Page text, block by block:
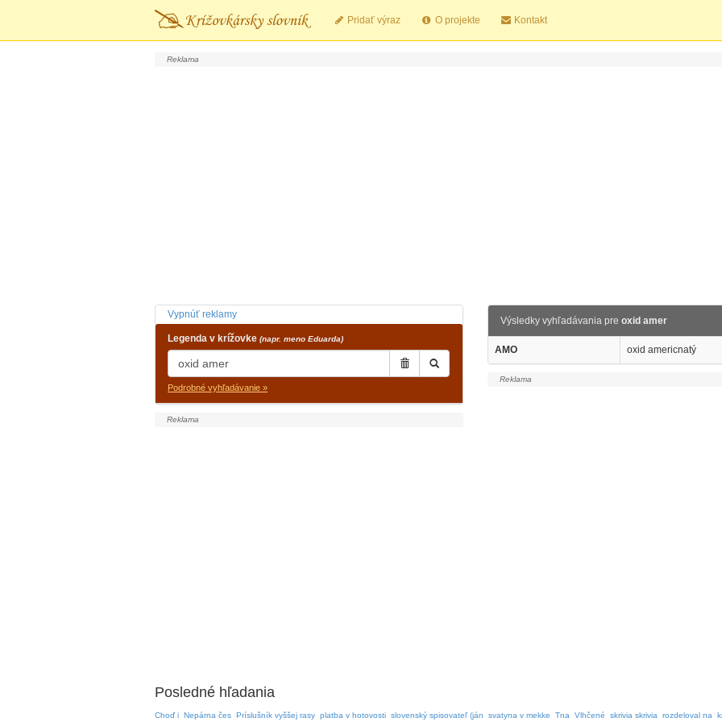
Pridať výraz O projekte Kontakt
Vypnúť reklamy
Legenda v krížovke (napr. meno Eduarda)
Podrobné vyhľadávanie »
Výsledky vyhľadávania pre oxid amer
AMO oxid americnatý
Posledné hľadania
Choď i Nepárna čes Príslušník vyššej rasy platba v hotovosti slovenský spisovateľ (ján svatyna v mekke Tna Vlhčené skrivia skrivia rozdeloval na